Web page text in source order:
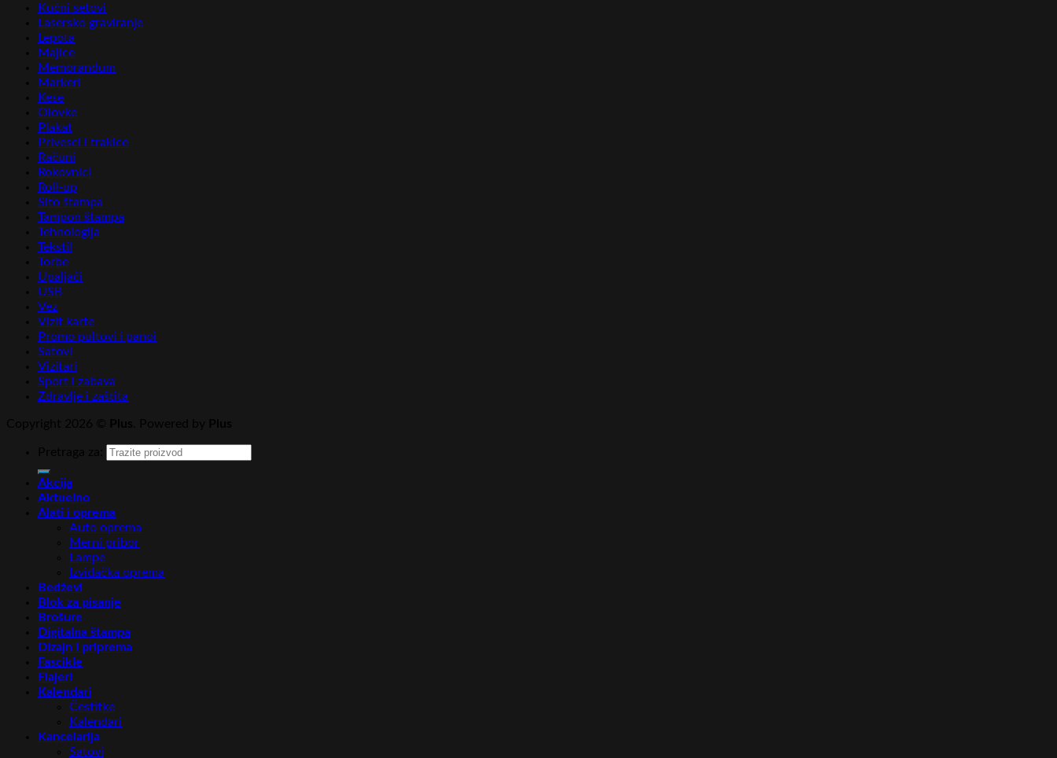
Kućni setovi
Lasersko graviranje
Lepota
Majice
Memorandum
Markeri
Kese
Olovke
Plakat
Privesci i trakice
Računi
Rokovnici
Roll-up
Sito štampa
Tampon štampa
Tehnologija
Tekstil
Torbe
Upaljači
USB
Vez
Vizit karte
Promo pultovi i panoi
Satovi
Vizitari
Sport i zabava
Zdravlje i zaštita
Akcija
Aktuelno
Alati i oprema
Auto oprema
Merni pribor
Lampe
Izviđačka oprema
Bedževi
Blok za pisanje
Brošure
Digitalna štampa
Dizajn i priprema
Fascikle
Flajeri
Kalendari
Čestitke
Kalendari
Kancelarija
Satovi